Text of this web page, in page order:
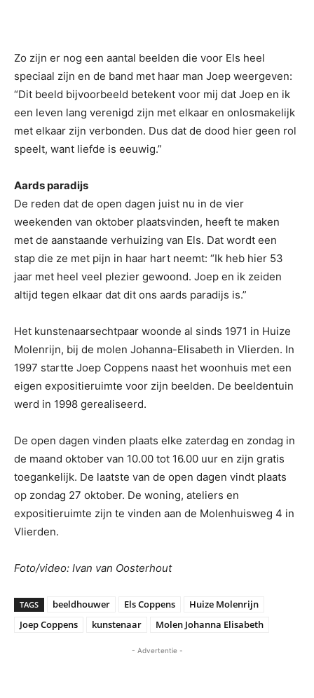
Zo zijn er nog een aantal beelden die voor Els heel
speciaal zijn en de band met haar man Joep weergeven:
“Dit beeld bijvoorbeeld betekent voor mij dat Joep en ik
een leven lang verenigd zijn met elkaar en onlosmakelijk
met elkaar zijn verbonden. Dus dat de dood hier geen rol
speelt, want liefde is eeuwig.”
Aards paradijs
De reden dat de open dagen juist nu in de vier
weekenden van oktober plaatsvinden, heeft te maken
met de aanstaande verhuizing van Els. Dat wordt een
stap die ze met pijn in haar hart neemt: “Ik heb hier 53
jaar met heel veel plezier gewoond. Joep en ik zeiden
altijd tegen elkaar dat dit ons aards paradijs is.”
Het kunstenaarsechtpaar woonde al sinds 1971 in Huize
Molenrijn, bij de molen Johanna-Elisabeth in Vlierden. In
1997 startte Joep Coppens naast het woonhuis met een
eigen expositieruimte voor zijn beelden. De beeldentuin
werd in 1998 gerealiseerd.
De open dagen vinden plaats elke zaterdag en zondag in
de maand oktober van 10.00 tot 16.00 uur en zijn gratis
toegankelijk. De laatste van de open dagen vindt plaats
op zondag 27 oktober. De woning, ateliers en
expositieruimte zijn te vinden aan de Molenhuisweg 4 in
Vlierden.
Foto/video: Ivan van Oosterhout
TAGS beeldhouwer Els Coppens
Huize Molenrijn
Joep Coppens
kunstenaar Molen Johanna Elisabeth
- Advertentie -